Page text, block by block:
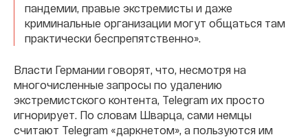
пандемии, правые экстремисты и даже
криминальные организации могут общаться там
практически беспрепятственно».
Власти Германии говорят, что, несмотря на
многочисленные запросы по удалению
экстремистского контента, Telegram их просто
игнорирует. По словам Шварца, сами немцы
считают Telegram «даркнетом», а пользуются им